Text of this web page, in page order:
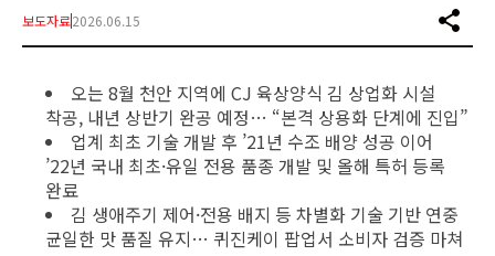
보도자료2026.06.15
오는 8월 천안 지역에 CJ 육상양식 김 상업화 시설
착공, 내년 상반기 완공 예정… “본격 상용화 단계에 진입”
업계 최초 기술 개발 후 ’21년 수조 배양 성공 이어
’22년 국내 최초·유일 전용 품종 개발 및 올해 특허 등록
완료
김 생애주기 제어·전용 배지 등 차별화 기술 기반 연중
균일한 맛 품질 유지… 퀴진케이 팝업서 소비자 검증 마쳐